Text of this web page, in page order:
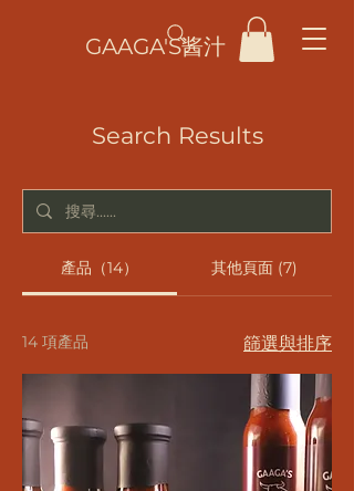
GAAGA'S酱汁
Search Results
產品（14） 其他頁面 (7)
14 項產品 篩選與排序